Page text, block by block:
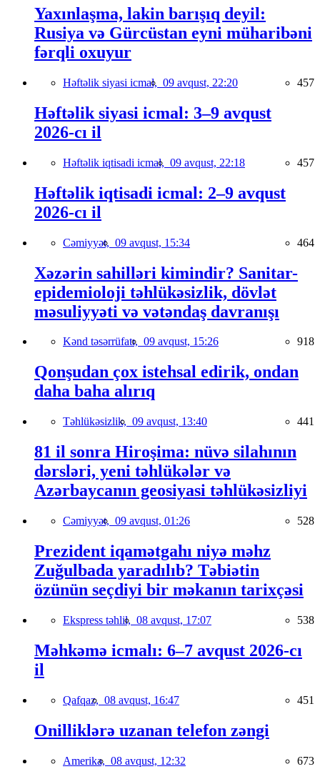
Yaxınlaşma, lakin barışıq deyil:
Rusiya və Gürcüstan eyni müharibəni
fərqli oxuyur
Həftəlik siyasi icmal, 09 avqust, 22:20 457
Həftəlik siyasi icmal: 3–9 avqust
2026-cı il
Həftəlik iqtisadi icmal, 09 avqust, 22:18 457
Həftəlik iqtisadi icmal: 2–9 avqust
2026-cı il
Cəmiyyət, 09 avqust, 15:34 464
Xəzərin sahilləri kimindir? Sanitar-
epidemioloji təhlükəsizlik, dövlət
məsuliyyəti və vətəndaş davranışı
Kənd təsərrüfatı, 09 avqust, 15:26 918
Qonşudan çox istehsal edirik, ondan
daha baha alırıq
Təhlükəsizlik, 09 avqust, 13:40 441
81 il sonra Hiroşima: nüvə silahının
dərsləri, yeni təhlükələr və
Azərbaycanın geosiyasi təhlükəsizliyi
Cəmiyyət, 09 avqust, 01:26 528
Prezident iqamətgahı niyə məhz
Zuğulbada yaradılıb? Təbiətin
özünün seçdiyi bir məkanın tarixçəsi
Ekspress təhlil, 08 avqust, 17:07 538
Məhkəmə icmalı: 6–7 avqust 2026-cı
il
Qafqaz, 08 avqust, 16:47 451
Onilliklərə uzanan telefon zəngi
Amerika, 08 avqust, 12:32 673